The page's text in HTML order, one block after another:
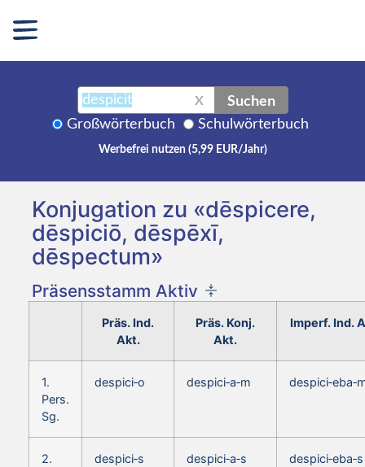
X Suchen
Großwörterbuch Schulwörterbuch
Werbefrei nutzen (5,99 EUR/Jahr)
Konjugation zu «dēspicere,
dēspiciō, dēspēxī,
dēspectum»
Präsensstamm Aktiv
Präs. Ind.
Akt.
Präs. Konj.
Akt.
Imperf. Ind.
1.
Pers.
Sg.
despici‑o despici‑a‑m
2.
despici‑s despici‑a‑s despici‑eba‑s